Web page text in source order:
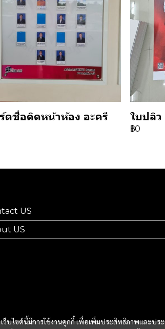
ดชื่อติดหน้าห้อง อะครี
ใบปลิว
฿0
เว็บไซต์นี้มีการใช้งานคุกกี้ เพื่อเพิ่มประสิทธิภาพและปร
US
US